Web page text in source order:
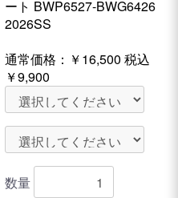
ート BWP6527-BWG6426
2026SS
通常価格： ￥16,500 税込
￥9,900
数量